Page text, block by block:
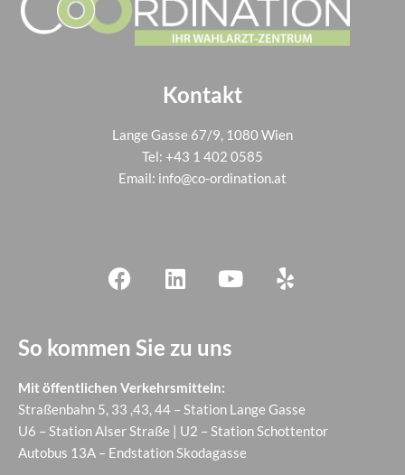
Kontakt
Lange Gasse 67/9, 1080 Wien
Tel: +43 1 402 0585
Email: info@co-ordination.at
So kommen Sie zu uns
Mit öffentlichen Verkehrsmitteln:
Straßenbahn 5, 33 ,43, 44 – Station Lange Gasse
U6 – Station Alser Straße | U2 – Station Schottentor
Autobus 13A – Endstation Skodagasse